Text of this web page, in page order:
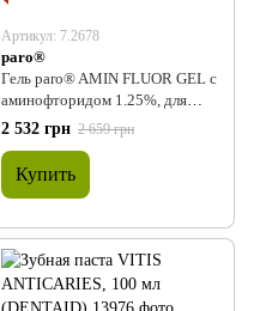
Артикул: 7.2678
paro®
Гель paro® AMIN FLUOR GEL с
аминофторидом 1.25%, для
интенсивной профилактики
кариеса, 200 мл
2 532 грн 2 659 грн
Купить